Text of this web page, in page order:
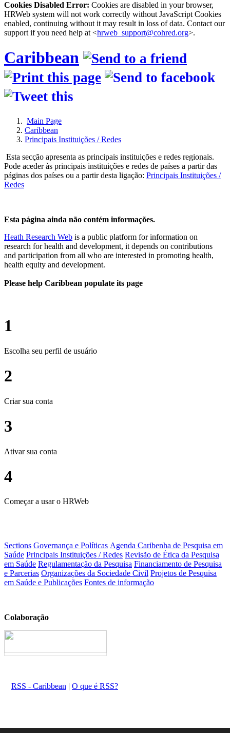
Cookies Disabled Error: Cookies are disabled in your browser,
HRWeb system will not work correctly without JavaScript Cookies
enabled, continuing without it may result in loss of data. Contact our
support if you need help at <hrweb_support@cohred.org>.
Caribbean
Main Page
Caribbean
Principais Instituições / Redes
Esta secção apresenta as principais instituições e redes regionais.
Pode aceder às principais instituições e redes de países a partir das
páginas dos países ou a partir desta ligação: Principais Instituições /
Redes
Esta página ainda não contém informações.
Heath Research Web is a public platform for information on
research for health and development, it depends on contributions
and participation from all who are interested in promoting health,
health equity and development.
Please help Caribbean populate its page
1
Escolha seu perfil de usuário
2
Criar sua conta
3
Ativar sua conta
4
Começar a usar o HRWeb
Sections Governança e Políticas Agenda Caribenha de Pesquisa em
Saúde Principais Instituições / Redes Revisão de Ética da Pesquisa
em Saúde Regulamentação da Pesquisa Financiamento de Pesquisa
e Parcerias Organizações da Sociedade Civil Projetos de Pesquisa
em Saúde e Publicações Fontes de informação
Colaboração
RSS - Caribbean | O que é RSS?